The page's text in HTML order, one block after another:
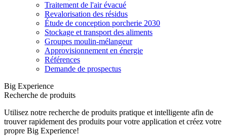
Traitement de l'air évacué
Revalorisation des résidus
Étude de conception porcherie 2030
Stockage et transport des aliments
Groupes moulin-mélangeur
Approvisionnement en énergie
Références
Demande de prospectus
Big Experience
Recherche de produits
Utilisez notre recherche de produits pratique et intelligente afin de
trouver rapidement des produits pour votre application et créez votre
propre Big Experience!